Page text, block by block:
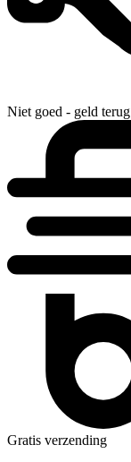
Niet goed - geld terug
Gratis verzending